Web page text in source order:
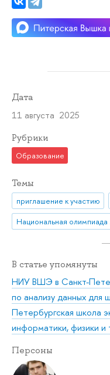
Дата
11 августа 2025
Рубрики
Образование
Темы
приглашение к участию
В статье упомянуты
НИУ ВШЭ в Санкт-
по анализу данных для
Петербургская школа
информатики, физики и
Персоны